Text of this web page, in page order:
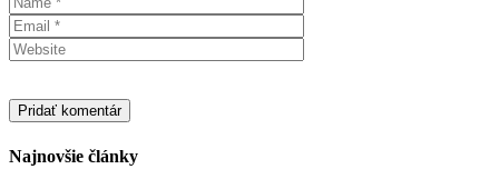
Najnovšie články